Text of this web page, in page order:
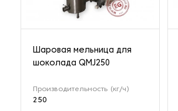
Шаровая мельница для
шоколада QMJ250
Производительность (кг/ч)
250